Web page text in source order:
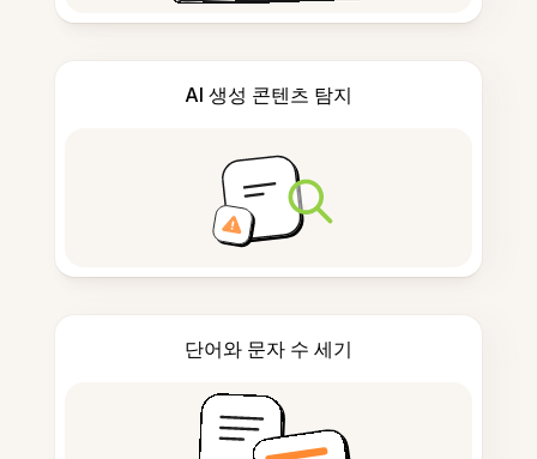
AI 생성 콘텐츠 탐지
단어와 문자 수 세기